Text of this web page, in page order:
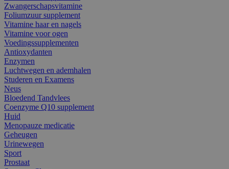
Zwangerschapsvitamine
Foliumzuur supplement
Vitamine haar en nagels
Vitamine voor ogen
Voedingssupplementen
Antioxydanten
Enzymen
Luchtwegen en ademhalen
Studeren en Examens
Neus
Bloedend Tandvlees
Coenzyme Q10 supplement
Huid
Menopauze medicatie
Geheugen
Urinewegen
Sport
Prostaat